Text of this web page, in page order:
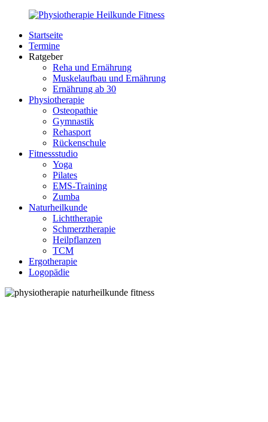
Zurück
Inhalt
PhysioMed-
Fit.de
Gesundheit
Startseite
Termine
Ratgeber
Reha und Ernährung
Muskelaufbau und Ernährung
Ernährung ab 30
Physiotherapie
Osteopathie
Gymnastik
Rehasport
Rückenschule
Fitnessstudio
Yoga
Pilates
EMS-Training
Zumba
Naturheilkunde
Lichttherapie
Schmerztherapie
Heilpflanzen
TCM
Ergotherapie
Logopädie